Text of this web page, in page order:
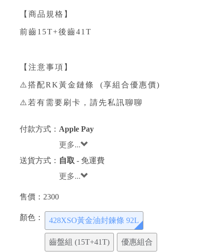
【商品規格】
前齒15T+後齒41T
【注意事項】
⚠️搭配RK黃金鏈條 (享組合優惠價)
⚠️若有需要刷卡，請先私訊聊聊
付款方式： Apple Pay
更多...
送貨方式： 自取 - 免運費
更多...
售價： 2300
顏色： 428XSO黃金油封鍊條 92L
齒盤組 (15T+41T) 優惠組合